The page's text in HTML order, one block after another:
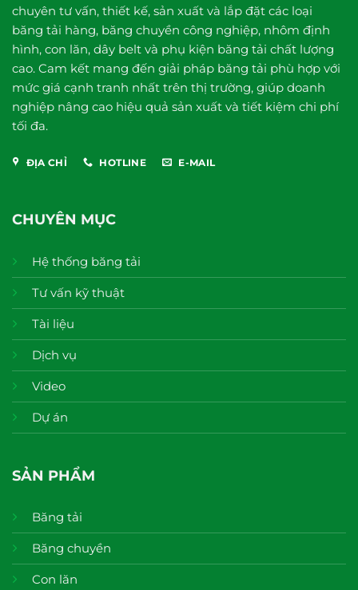
chuyên tư vấn, thiết kế, sản xuất và lắp đặt các loại
băng tải hàng, băng chuyền công nghiệp, nhôm định
hình, con lăn, dây belt và phụ kiện băng tải chất lượng
cao. Cam kết mang đến giải pháp băng tải phù hợp với
mức giá cạnh tranh nhất trên thị trường, giúp doanh
nghiệp nâng cao hiệu quả sản xuất và tiết kiệm chi phí
tối đa.
ĐỊA CHỈ HOTLINE E-MAIL
CHUYÊN MỤC
Hệ thống băng tải
Tư vấn kỹ thuật
Tài liệu
Dịch vụ
Video
Dự án
SẢN PHẨM
Băng tải
Băng chuyền
Con lăn